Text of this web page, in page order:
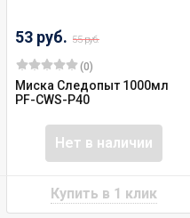
53 руб. 55 руб.
(0)
Миска Следопыт 1000мл
PF-CWS-P40
Нет в наличии